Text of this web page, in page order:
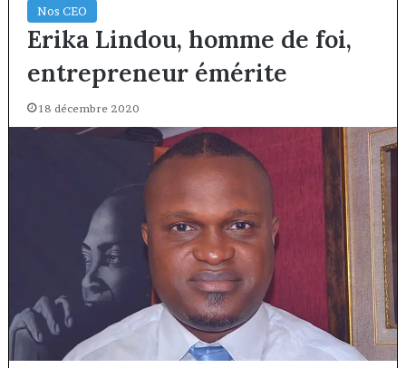
Nos CEO
Erika Lindou, homme de foi,
entrepreneur émérite
18 décembre 2020